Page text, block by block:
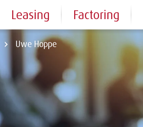
Uwe Hoppe
Leasing Factoring